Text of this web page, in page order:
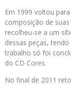
Em 1999 voltou
composição de
recolheu-se a um
dessas peças,
trabalho só foi
do CD Cores.
No final de 2011